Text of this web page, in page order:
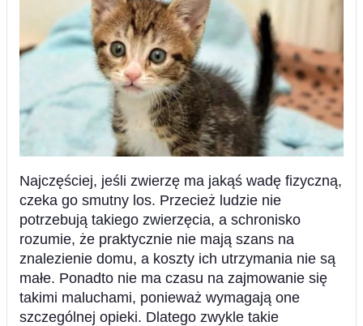
Najczęściej, jeśli zwierzę ma jakąś wadę fizyczną,
czeka go smutny los. Przecież ludzie nie
potrzebują takiego zwierzęcia, a schronisko
rozumie, że praktycznie nie mają szans na
znalezienie domu, a koszty ich utrzymania nie są
małe. Ponadto nie ma czasu na zajmowanie się
takimi maluchami, ponieważ wymagają one
szczególnej opieki. Dlatego zwykle takie